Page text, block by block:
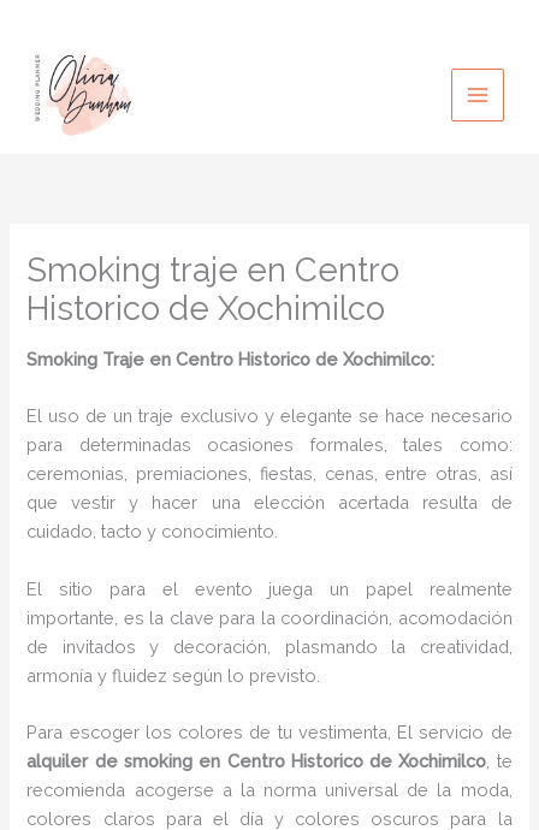
contenido
Smoking traje en Centro
Historico de Xochimilco
Smoking Traje en Centro Historico de Xochimilco:
El uso de un traje exclusivo y elegante se hace necesario
para determinadas ocasiones formales, tales como:
ceremonias, premiaciones, fiestas, cenas, entre otras, así
que vestir y hacer una elección acertada resulta de
cuidado, tacto y conocimiento.
El sitio para el evento juega un papel realmente
importante, es la clave para la coordinación, acomodación
de invitados y decoración, plasmando la creatividad,
armonía y fluidez según lo previsto.
Para escoger los colores de tu vestimenta, El servicio de
alquiler de smoking en Centro Historico de Xochimilco , te
recomienda acogerse a la norma universal de la moda,
colores claros para el día y colores oscuros para la